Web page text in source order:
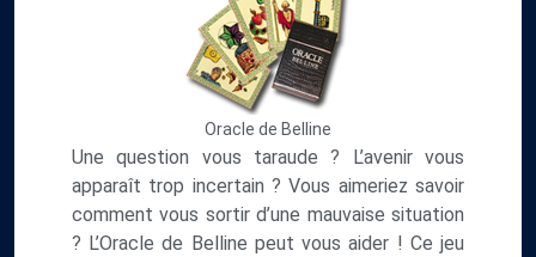
Oracle de Belline
Une question vous taraude ? L’avenir vous
apparaît trop incertain ? Vous aimeriez savoir
comment vous sortir d’une mauvaise situation
? L’Oracle de Belline peut vous aider ! Ce jeu